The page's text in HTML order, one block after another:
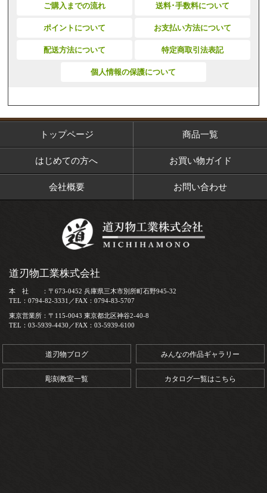
ご購入までの流れ 送料･手数料について
ポイントについて お支払い方法について
配送方法について 特定商取引法表記
個人情報の保護について
トップページ 商品一覧
はじめての方へ お買い物ガイド
会社概要 お問い合わせ
道刃物工業株式会社
本 社 ：〒673-0452 兵庫県三木市別所町石野945-32
TEL：0794-82-3331／FAX：0794-83-5707
東京営業所：〒115-0043 東京都北区神谷2-40-8
TEL：03-5939-4430／FAX：03-5939-6100
道刃物ブログ みんなの作品ギャラリー
彫刻教室一覧 カタログ一覧はこちら